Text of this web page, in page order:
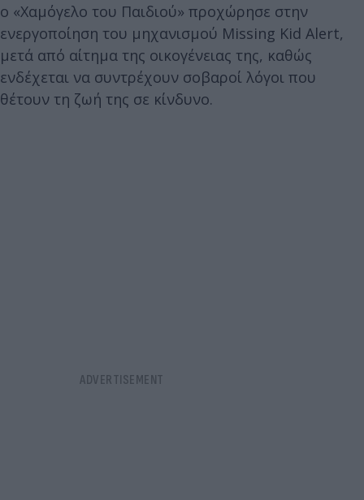
ο «Χαμόγελο του Παιδιού» προχώρησε στην
ενεργοποίηση του μηχανισμού Missing Kid Alert,
μετά από αίτημα της οικογένειας της, καθώς
ενδέχεται να συντρέχουν σοβαροί λόγοι που
θέτουν τη ζωή της σε κίνδυνο.